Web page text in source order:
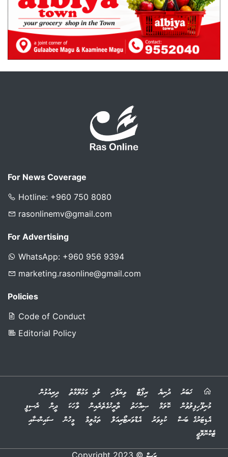
For News Coverage
Hotline: +960 750 8080
rasonlinemv@gmail.com
For Advertising
WhatsApp: +960 956 9394
marketing.rasonline@gmail.com
Policies
Code of Conduct
Editorial Policy
ޚަބަރު ދުނިޔެ ރިޕޯޓް ވިޔަފާރި ލުއި މަޢުލޫމާތު
ދިރިއުޅުން
މުނިފޫހިފިލުވުން
ކޮލަމް ޞިއްހަތު ތާރީޚުގެތެރެއިން ވާހަކަ ދީން
ރެސިޕީ
އެޑިޓަރުގެ ބަސް
ކުޅިވަރު އެޑްވަރޓޯރިއަލް ތަޢުލީމް މީހުން
ސައިންސާއި
ޓެކްނޮލޮޖީ
© 2023 Copyright